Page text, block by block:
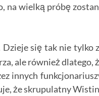
na wielką próbę
się tak nie tylko
ale również dlatego,
innych
że skrupulatny